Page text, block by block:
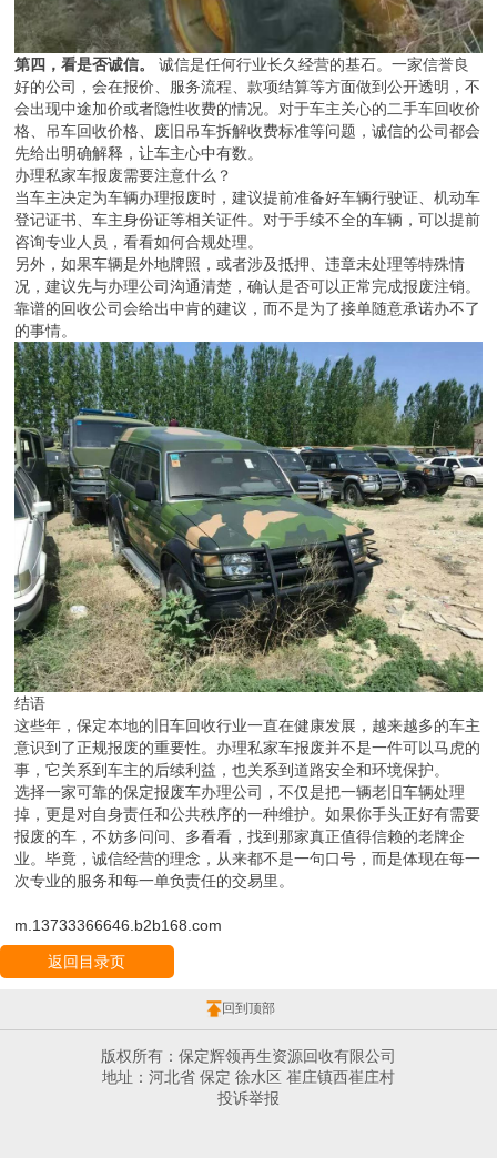
第四，看是否诚信。
诚信是任何行业长久经营的基石。一家信誉良
好的公司，会在报价、服务流程、款项结算等方面做到公开透明，不
会出现中途加价或者隐性收费的情况。对于车主关心的二手车回收价
格、吊车回收价格、废旧吊车拆解收费标准等问题，诚信的公司都会
先给出明确解释，让车主心中有数。
办理私家车报废需要注意什么？
当车主决定为车辆办理报废时，建议提前准备好车辆行驶证、机动车
登记证书、车主身份证等相关证件。对于手续不全的车辆，可以提前
咨询专业人员，看看如何合规处理。
另外，如果车辆是外地牌照，或者涉及抵押、违章未处理等特殊情
况，建议先与办理公司沟通清楚，确认是否可以正常完成报废注销。
靠谱的回收公司会给出中肯的建议，而不是为了接单随意承诺办不了
的事情。
结语
这些年，保定本地的旧车回收行业一直在健康发展，越来越多的车主
意识到了正规报废的重要性。办理私家车报废并不是一件可以马虎的
事，它关系到车主的后续利益，也关系到道路安全和环境保护。
选择一家可靠的保定报废车办理公司，不仅是把一辆老旧车辆处理
掉，更是对自身责任和公共秩序的一种维护。如果你手头正好有需要
报废的车，不妨多问问、多看看，找到那家真正值得信赖的老牌企
业。毕竟，诚信经营的理念，从来都不是一句口号，而是体现在每一
次专业的服务和每一单负责任的交易里。
m.13733366646.b2b168.com
返回目录页
回到顶部
版权所有：保定辉领再生资源回收有限公司
地址：河北省 保定 徐水区 崔庄镇西崔庄村
投诉举报